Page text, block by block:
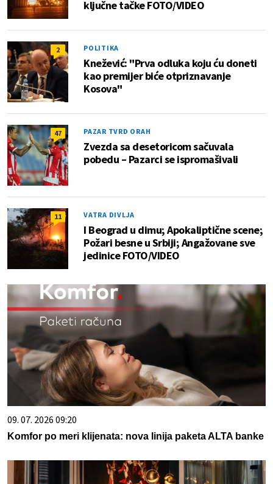
ključne tačke FOTO/VIDEO
2 POLITIKA
Knežević: "Prva odluka koju ću doneti
kao premijer biće otpriznavanje
Kosova"
47 PAZAR TVRD ORAH
Zvezda sa desetoricom sačuvala
pobedu – Pazarci se ispromašivali
11 VATRA DIVLJA
I Beograd u dimu; Apokaliptične scene;
Požari besne u Srbiji; Angažovane sve
jedinice FOTO/VIDEO
09. 07. 2026 09:20
Komfor po meri klijenata: nova linija paketa ALTA banke